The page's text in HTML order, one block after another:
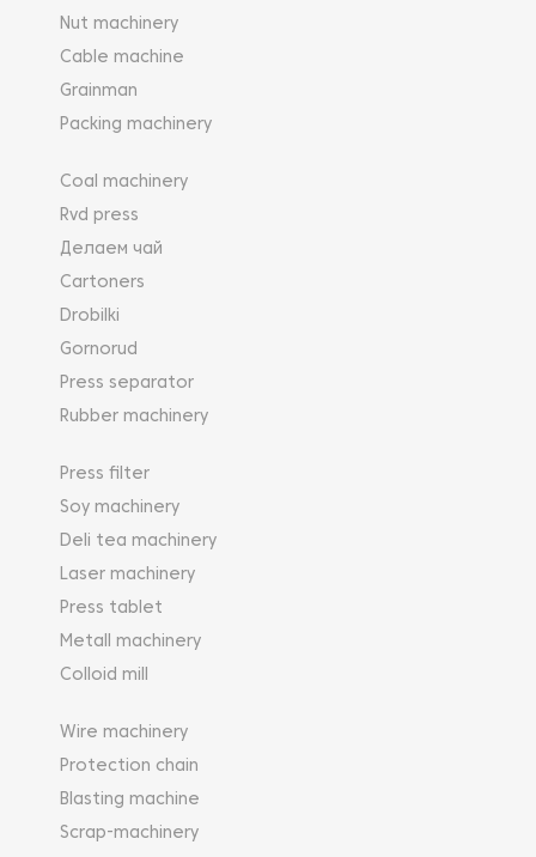
Nut machinery
Cable machine
Grainman
Packing machinery
Coal machinery
Rvd press
Делаем чай
Cartoners
Drobilki
Gornorud
Press separator
Rubber machinery
Press filter
Soy machinery
Deli tea machinery
Laser machinery
Press tablet
Metall machinery
Colloid mill
Wire machinery
Protection chain
Blasting machine
Scrap-machinery